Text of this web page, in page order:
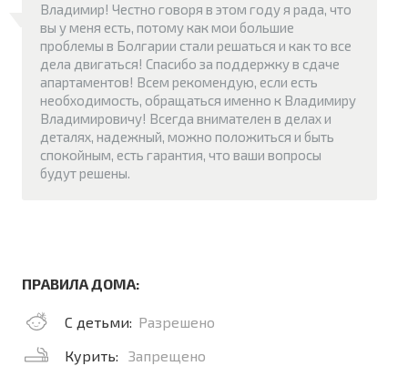
Владимир! Честно говоря в этом году я рада, что
вы у меня есть, потому как мои большие
проблемы в Болгарии стали решаться и как то все
дела двигаться! Спасибо за поддержку в сдаче
апартаментов! Всем рекомендую, если есть
необходимость, обращаться именно к Владимиру
Владимировичу! Всегда внимателен в делах и
деталях, надежный, можно положиться и быть
спокойным, есть гарантия, что ваши вопросы
будут решены.
ПРАВИЛА ДОМА:
С детьми: Разрешено
Курить:
Запрещено